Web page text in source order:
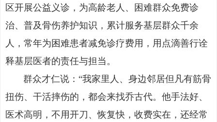
区开展公益义诊，为高龄老人、困难群众免费诊
治、普及骨伤养护知识，累计服务基层群众千余
人，常年为困难患者减免诊疗费用，用点滴善行诠
释基层医者的责任与担当。
群众才仁说： “我家里人、身边邻居但凡有筋骨
扭伤、干活摔伤的，都会来找乔古代。他手法好、
医术高明，不用开刀、恢复快，收费实在，还经常